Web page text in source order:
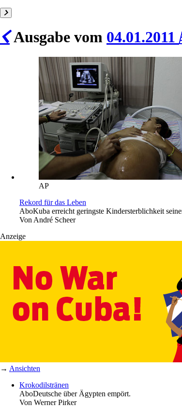
Ausgabe vom 04.01.2011
AP
Rekord für das Leben
AboKuba erreicht geringste Kindersterblichkeit
Von André Scheer
Anzeige
→ Ansichten
Krokodilstränen
AboDeutsche über Ägypten empört.
Von Werner Pirker